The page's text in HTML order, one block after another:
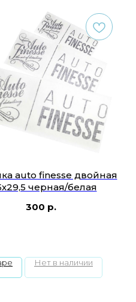
auto finesse двойная
черная/белая
300 р.
Нет в наличии